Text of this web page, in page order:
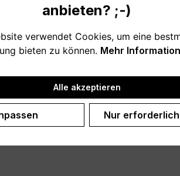
Mitbringsel zum Verschenken
machen, setze z. B. eine
oder Münzen in einem
anbieten? ;-)
verwendet Cookies, um eine
bieten zu können. Mehr
Alle akzeptieren
Nur